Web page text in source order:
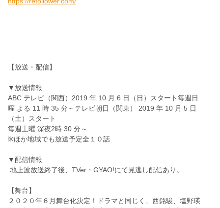
【放送・配信】
▼放送情報
ABC テレビ（関西）2019 年 10 月 6 日（日）スタート毎週日
曜 よる 11 時 35 分～テレビ朝日（関東） 2019 年 10 月 5 日
（土）スタート
毎週土曜 深夜2時 30 分～
※ほか地域でも放送予定全１０話
▼配信情報
地上波放送終了後、TVer・GYAO!にて見逃し配信あり。
【舞台】
２０２０年６月舞台化決定！ドラマと同じく、西銘駿、塩野瑛